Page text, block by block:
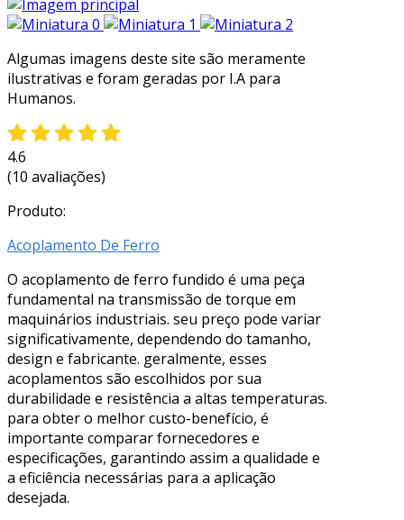
Algumas imagens deste site são meramente
ilustrativas e foram geradas por I.A para
Humanos.
4.6
(10 avaliações)
Produto:
Acoplamento De Ferro
O acoplamento de ferro fundido é uma peça
fundamental na transmissão de torque em
maquinários industriais. seu preço pode variar
significativamente, dependendo do tamanho,
design e fabricante. geralmente, esses
acoplamentos são escolhidos por sua
durabilidade e resistência a altas temperaturas.
para obter o melhor custo-benefício, é
importante comparar fornecedores e
especificações, garantindo assim a qualidade e
a eficiência necessárias para a aplicação
desejada.